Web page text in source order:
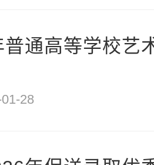
通高等学校艺
28